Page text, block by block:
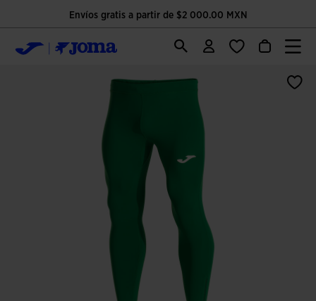
Envíos gratis a partir de $2 000.00 MXN